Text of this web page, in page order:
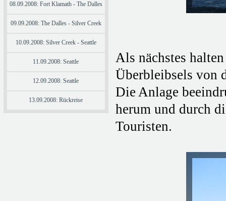
08.09.2008: Fort Klamath - The Dalles
09.09.2008: The Dalles - Silver Creek
10.09.2008: Silver Creek - Seattle
11.09.2008: Seattle
12.09.2008: Seattle
13.09.2008: Rückreise
Als nächstes
Überbleibsels von
Die Anlage
herum und durch
Touristen.